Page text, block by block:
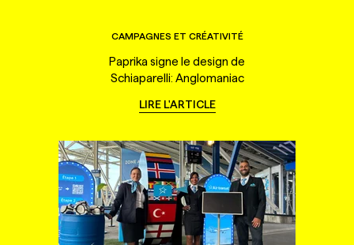
CAMPAGNES ET CRÉATIVITÉ
Paprika signe le design de
Schiaparelli: Anglomaniac
LIRE L'ARTICLE